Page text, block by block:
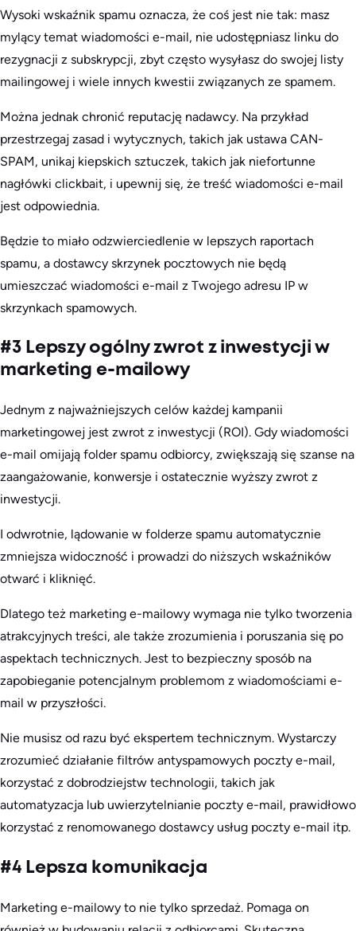
Wysoki wskaźnik spamu oznacza, że coś jest nie tak: masz
mylący temat wiadomości e-mail, nie udostępniasz linku do
rezygnacji z subskrypcji, zbyt często wysyłasz do swojej listy
mailingowej i wiele innych kwestii związanych ze spamem.
Można jednak chronić reputację nadawcy. Na przykład
przestrzegaj zasad i wytycznych, takich jak ustawa CAN-
SPAM, unikaj kiepskich sztuczek, takich jak niefortunne
nagłówki clickbait, i upewnij się, że treść wiadomości e-mail
jest odpowiednia.
Będzie to miało odzwierciedlenie w lepszych raportach
spamu, a dostawcy skrzynek pocztowych nie będą
umieszczać wiadomości e-mail z Twojego adresu IP w
skrzynkach spamowych.
#3 Lepszy ogólny zwrot z inwestycji w
marketing e-mailowy
Jednym z najważniejszych celów każdej kampanii
marketingowej jest zwrot z inwestycji (ROI). Gdy wiadomości
e-mail omijają folder spamu odbiorcy, zwiększają się szanse na
zaangażowanie, konwersje i ostatecznie wyższy zwrot z
inwestycji.
I odwrotnie, lądowanie w folderze spamu automatycznie
zmniejsza widoczność i prowadzi do niższych wskaźników
otwarć i kliknięć.
Dlatego też marketing e-mailowy wymaga nie tylko tworzenia
atrakcyjnych treści, ale także zrozumienia i poruszania się po
aspektach technicznych. Jest to bezpieczny sposób na
zapobieganie potencjalnym problemom z wiadomościami e-
mail w przyszłości.
Nie musisz od razu być ekspertem technicznym. Wystarczy
zrozumieć działanie filtrów antyspamowych poczty e-mail,
korzystać z dobrodziejstw technologii, takich jak
automatyzacja lub uwierzytelnianie poczty e-mail, prawidłowo
korzystać z renomowanego dostawcy usług poczty e-mail itp.
#4 Lepsza komunikacja
Marketing e-mailowy to nie tylko sprzedaż. Pomaga on